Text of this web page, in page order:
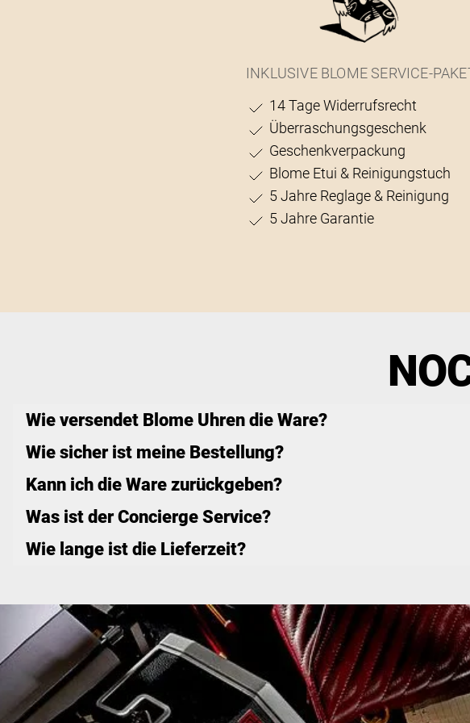
INKLUSIVE BLOME SERVICE-
14 Tage Widerrufsrecht
Überraschungsgeschenk
Geschenkverpackung
Blome Etui & Reinigungstuch
5 Jahre Reglage & Reinigung
5 Jahre Garantie
Wie versendet Blome Uhren die Ware?
Wie sicher ist meine Bestellung?
Kann ich die Ware zurückgeben?
Was ist der Concierge Service?
Wie lange ist die Lieferzeit?